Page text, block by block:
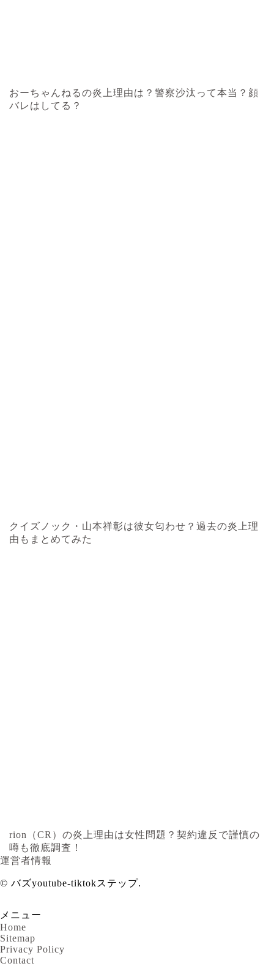
おーちゃんねるの炎上理由は？警察沙汰って本当？顔
バレはしてる？
クイズノック・山本祥彰は彼女匂わせ？過去の炎上理
由もまとめてみた
rion（CR）の炎上理由は女性問題？契約違反で謹慎の
噂も徹底調査！
運営者情報
© バズyoutube-tiktokステップ.
メニュー
Home
Sitemap
Privacy Policy
Contact